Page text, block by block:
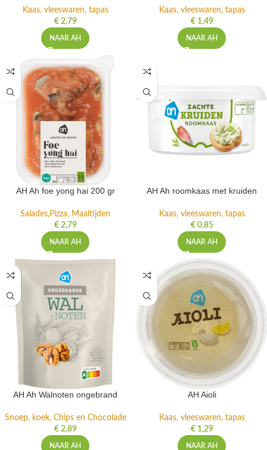
Kaas, vleeswaren, tapas
€2,79
NAAR AH
Kaas, vleeswaren, tapas
€1,49
NAAR AH
AH Ah foe yong hai 200 gr
Salades,Pizza, Maaltijden
€2,79
NAAR AH
AH Ah roomkaas met kruiden
Kaas, vleeswaren, tapas
€0,85
NAAR AH
AH Ah Walnoten ongebrand
Snoep, koek, Chips en Chocolade
€2,89
NAAR AH
AH Aioli
Kaas, vleeswaren, tapas
€1,29
NAAR AH